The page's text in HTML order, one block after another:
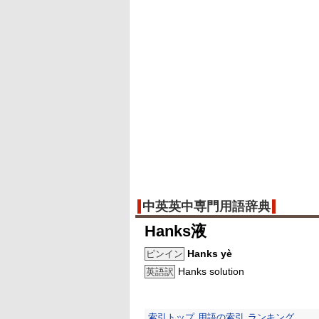
中英英中専門用語辞典
Hanks液
ピンイン Hanks yè
英語訳 Hanks solution